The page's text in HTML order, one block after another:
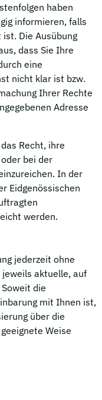
haben
informieren, falls
Die Ausübung
dass Sie Ihre
eine
nicht klar ist bzw.
Ihrer Rechte
Adresse
Recht, ihre
bei der
In der
Eidgenössischen
werden.
jederzeit ohne
jeweils aktuelle, auf
die
mit Ihnen ist,
über die
Weise